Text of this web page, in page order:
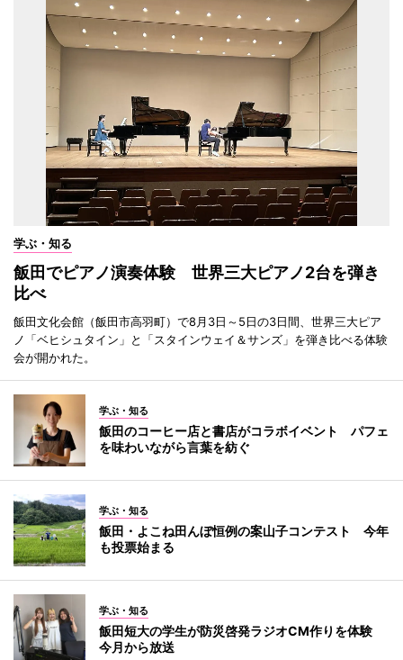
学ぶ・知る
飯田でピアノ演奏体験 世界三大ピアノ2台を弾き
比べ
飯田文化会館（飯田市高羽町）で8月3日～5日の3日間、世界三大ピア
ノ「ベヒシュタイン」と「スタインウェイ＆サンズ」を弾き比べる体験
会が開かれた。
学ぶ・知る
飯田のコーヒー店と書店がコラボイベント パフェ
を味わいながら言葉を紡ぐ
学ぶ・知る
飯田・よこね田んぼ恒例の案山子コンテスト 今年
も投票始まる
学ぶ・知る
飯田短大の学生が防災啓発ラジオCM作りを体験
今月から放送